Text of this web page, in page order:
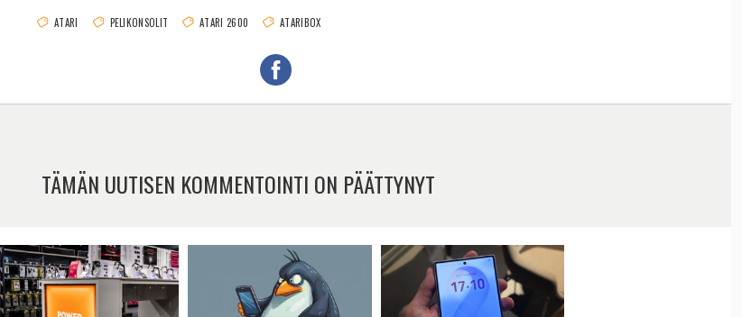
ATARI PELIKONSOLIT ATARI 2600 ATARIBOX
TÄMÄN UUTISEN KOMMENTOINTI ON PÄÄTTYNYT